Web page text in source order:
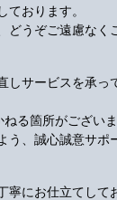
おります。
うぞご遠慮なく
サービスを承っ
る箇所がござい
、誠心誠意サポ
にお仕立てして